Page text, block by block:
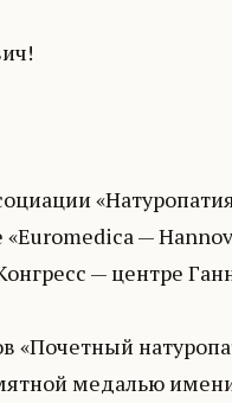
—
— центре
«Почетный
медалью